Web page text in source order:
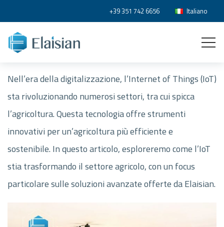
+39 351 742 6656 Italiano
Nell’era della digitalizzazione, l’Internet of Things (IoT)
sta rivoluzionando numerosi settori, tra cui spicca
l’agricoltura. Questa tecnologia offre strumenti
innovativi per un’agricoltura più efficiente e
sostenibile. In questo articolo, esploreremo come l’IoT
stia trasformando il settore agricolo, con un focus
particolare sulle soluzioni avanzate offerte da Elaisian.